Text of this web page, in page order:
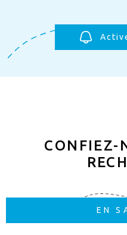
CONFIEZ-
EN